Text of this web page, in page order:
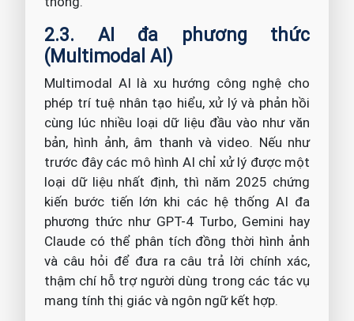
2.3. AI đa phương thức
(Multimodal AI)
Multimodal AI là xu hướng công nghệ cho
phép trí tuệ nhân tạo hiểu, xử lý và phản hồi
cùng lúc nhiều loại dữ liệu đầu vào như văn
bản, hình ảnh, âm thanh và video. Nếu như
trước đây các mô hình AI chỉ xử lý được một
loại dữ liệu nhất định, thì năm 2025 chứng
kiến bước tiến lớn khi các hệ thống AI đa
phương thức như GPT-4 Turbo, Gemini hay
Claude có thể phân tích đồng thời hình ảnh
và câu hỏi để đưa ra câu trả lời chính xác,
thậm chí hỗ trợ người dùng trong các tác vụ
mang tính thị giác và ngôn ngữ kết hợp.